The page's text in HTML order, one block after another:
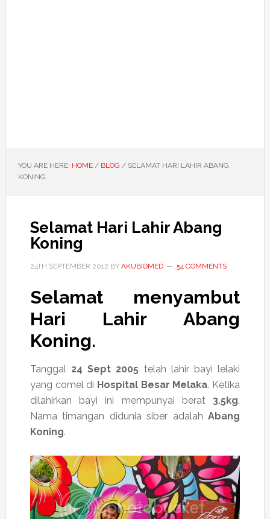
YOU ARE HERE: HOME / BLOG /SELAMAT HARI LAHIR ABANG
KONING
Selamat Hari Lahir Abang
Koning
24TH SEPTEMBER 2012 BY AKUBIOMED 54 COMMENTS
Selamat menyambut
Hari Lahir Abang
Koning.
Tanggal 24 Sept 2005 telah lahir bayi lelaki
yang comel di Hospital Besar Melaka. Ketika
dilahirkan bayi ini mempunyai berat 3.5kg.
Nama timangan didunia siber adalahAbang
Koning.